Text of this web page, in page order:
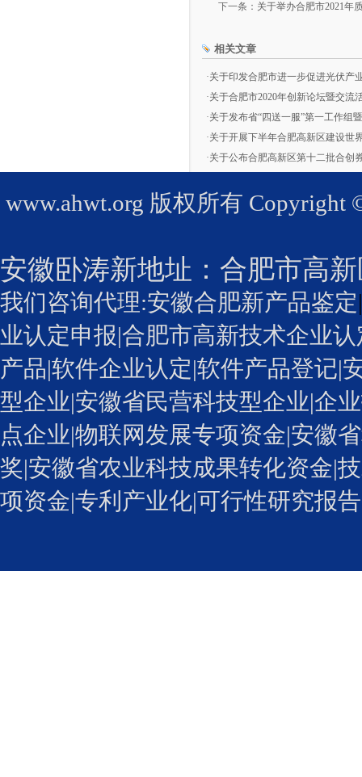
下一条： 关于举办合肥市2021年
相关文章
·关于印发合肥市进一步促进光伏产
·关于合肥市2020年创新论坛暨交流
·关于发布省“四送一服”第一工作组
·关于开展下半年合肥高新区建设世
·关于公布合肥高新区第十二批合创
www.ahwt.org 版权所有 Copyright
安徽卧涛新地址： 合肥市高
我们咨询代理:安徽合肥新产品鉴定|
业认定申报|合肥市高新技术企业
产品|软件企业认定|软件产品登记|
型企业|安徽省民营科技型企业|企
点企业|物联网发展专项资金|安徽
奖|安徽省农业科技成果转化资金|
项资金|专利产业化|可行性研究报告